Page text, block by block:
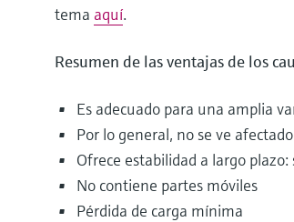
tema aquí.
Resumen de las ventajas de los
Es adecuado para una amplia
Por lo general, no se ve
Ofrece estabilidad a largo
No contiene partes móviles
Pérdida de carga mínima